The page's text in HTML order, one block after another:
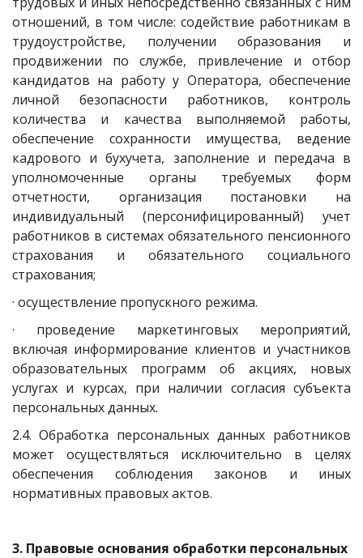
отношений, в том числе: содействие работникам в
трудоустройстве, получении образования и
продвижении по службе, привлечение и отбор
кандидатов на работу у Оператора, обеспечение
личной безопасности работников, контроль
количества и качества выполняемой работы,
обеспечение сохранности имущества, ведение
кадрового и бухучета, заполнение и передача в
уполномоченные органы требуемых форм
отчетности, организация постановки на
индивидуальный (персонифицированный) учет
работников в системах обязательного пенсионного
страхования и обязательного социального
страхования;
· осуществление пропускного режима.
· проведение маркетинговых мероприятий,
включая информирование клиентов и участников
образовательных программ об акциях, новых
услугах и курсах, при наличии согласия субъекта
персональных данных.
2.4. Обработка персональных данных работников
может осуществляться исключительно в целях
обеспечения соблюдения законов и иных
нормативных правовых актов.
3. Правовые основания обработки персональных